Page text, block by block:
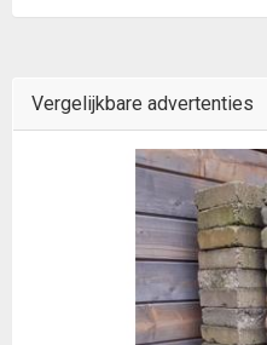
Vergelijkbare advertenties